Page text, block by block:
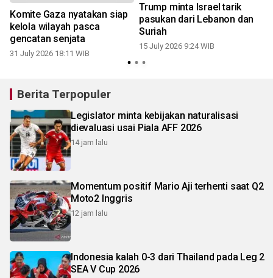
Komite Gaza nyatakan siap
kelola wilayah pasca
gencatan senjata
31 July 2026 18:11 WIB
Trump minta Israel tarik
pasukan dari Lebanon dan
Suriah
15 July 2026 9:24 WIB
Berita Terpopuler
Legislator minta kebijakan naturalisasi
dievaluasi usai Piala AFF 2026
14 jam lalu
Momentum positif Mario Aji terhenti saat Q2
Moto2 Inggris
12 jam lalu
Indonesia kalah 0-3 dari Thailand pada Leg 2
SEA V Cup 2026